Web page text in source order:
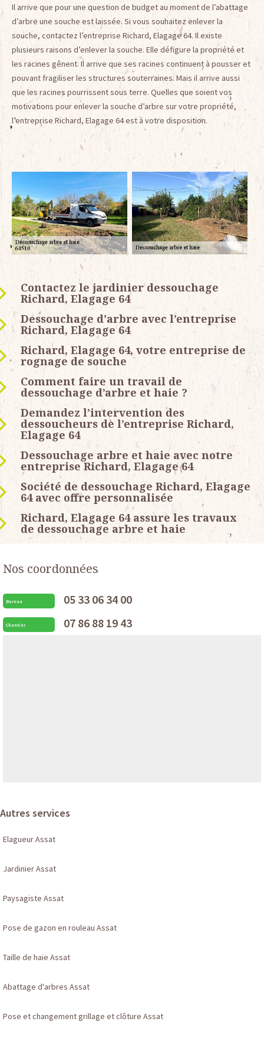
Il arrive que pour une question de budget au moment de l’abattage
d’arbre une souche est laissée. Si vous souhaitez enlever la
souche, contactez l’entreprise Richard, Elagage 64. Il existe
plusieurs raisons d’enlever la souche. Elle défigure la propriété et
les racines gênent. Il arrive que ses racines continuent à pousser et
pouvant fragiliser les structures souterraines. Mais il arrive aussi
que les racines pourrissent sous terre. Quelles que soient vos
motivations pour enlever la souche d’arbre sur votre propriété,
l’entreprise Richard, Elagage 64 est à votre disposition.
Contactez le jardinier dessouchage
Richard, Elagage 64
Dessouchage d'arbre avec l’entreprise
Richard, Elagage 64
Richard, Elagage 64, votre entreprise de
rognage de souche
Comment faire un travail de
dessouchage d’arbre et haie ?
Demandez l’intervention des
dessoucheurs de l’entreprise Richard,
Elagage 64
Dessouchage arbre et haie avec notre
entreprise Richard, Elagage 64
Société de dessouchage Richard, Elagage
64 avec offre personnalisée
Richard, Elagage 64 assure les travaux
de dessouchage arbre et haie
Nos coordonnées
Bureau 05 33 06 34 00
Chantier 07 86 88 19 43
Autres services
Elagueur Assat
Jardinier Assat
Paysagiste Assat
Pose de gazon en rouleau Assat
Taille de haie Assat
Abattage d'arbres Assat
Pose et changement grillage et clôture Assat